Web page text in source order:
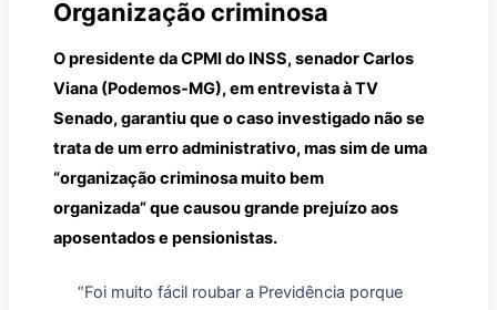
Organização criminosa
O presidente da CPMI do INSS, senador Carlos
Viana (Podemos-MG), em entrevista à TV
Senado, garantiu que o caso investigado não se
trata de um erro administrativo, mas sim de uma
“organização criminosa muito bem
organizada” que causou grande prejuízo aos
aposentados e pensionistas.
“Foi muito fácil roubar a Previdência porque